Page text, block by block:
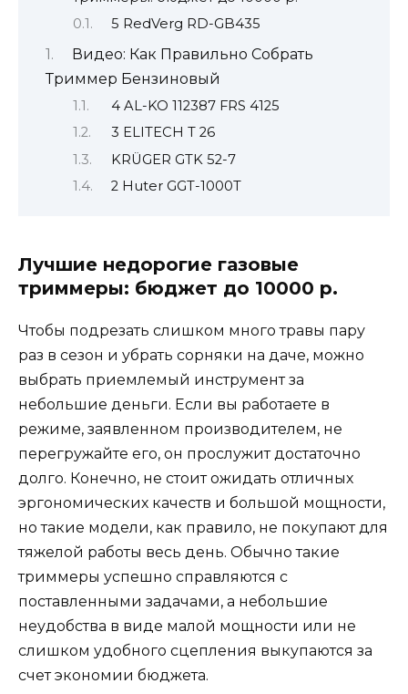
5 RedVerg RD-GB435
Видео: Как Правильно Собрать
Триммер Бензиновый
4 AL-KO 112387 FRS 4125
3 ELITECH T 26
KRÜGER GTK 52-7
2 Huter GGT-1000T
Лучшие недорогие газовые
триммеры: бюджет до 10000 р.
Чтобы подрезать слишком много травы пару
раз в сезон и убрать сорняки на даче, можно
выбрать приемлемый инструмент за
небольшие деньги. Если вы работаете в
режиме, заявленном производителем, не
перегружайте его, он прослужит достаточно
долго. Конечно, не стоит ожидать отличных
эргономических качеств и большой мощности,
но такие модели, как правило, не покупают для
тяжелой работы весь день. Обычно такие
триммеры успешно справляются с
поставленными задачами, а небольшие
неудобства в виде малой мощности или не
слишком удобного сцепления выкупаются за
счет экономии бюджета.